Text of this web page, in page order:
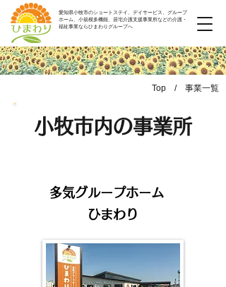
愛知県小牧市のショートステイ、デイサービス、グループ
ホーム、小規模多機能、居宅介護支援事業所などの介護・
福祉事業ならひまわりグループへ
​Top / 事業一覧
​小牧市内の事業所
​多気グループホーム
ひまわり